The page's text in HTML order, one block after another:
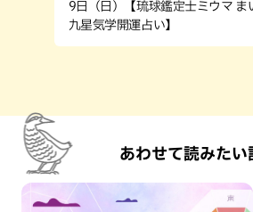
9日（日）【琉球鑑定士ミウマ ま
九星気学開運占い】
あわせて読みたい